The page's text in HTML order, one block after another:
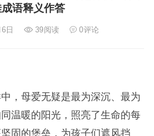
语释义作答
日 39阅读 0评论
，母爱无疑是最为深沉、最为
温暖的阳光，照亮了生命的每
固的堡垒，为孩子们遮风挡